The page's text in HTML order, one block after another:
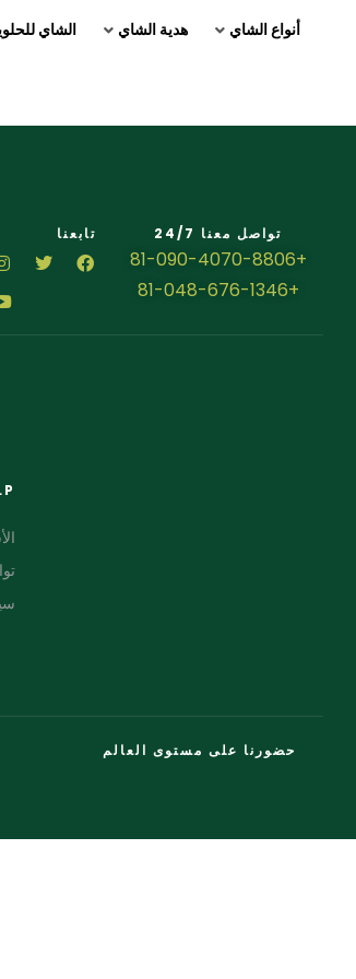
أنواع الشاي هدية الشاي الشاي
تواصل معنا 24/7
+81-090-4070-8806
+81-048-676-1346
تابعنا
حضورنا على مستوى العالم